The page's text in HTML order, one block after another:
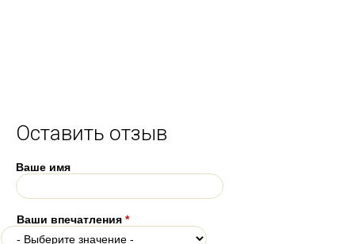
Оставить отзыв
Ваше имя
Ваши впечатления *